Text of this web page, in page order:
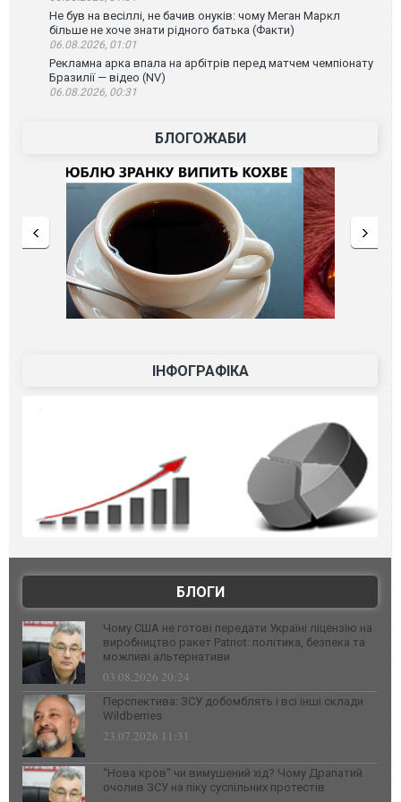
Не був на весіллі, не бачив онуків: чому Меган Маркл
більше не хоче знати рідного батька (Факти)
06.08.2026, 01:01
Рекламна арка впала на арбітрів перед матчем чемпіонату
Бразилії — відео (NV)
06.08.2026, 00:31
БЛОГОЖАБИ
ІНФОГРАФІКА
БЛОГИ
Чому США не готові передати Україні ліцензію на
виробництво ракет Patriot: політика, безпека та
можливі альтернативи
03.08.2026 20:24
Перспектива: ЗСУ добомблять і всі інші склади
Wildberries
23.07.2026 11:31
“Нова кров” чи вимушений хід? Чому Драпатий
очолив ЗСУ на піку суспільних протестів